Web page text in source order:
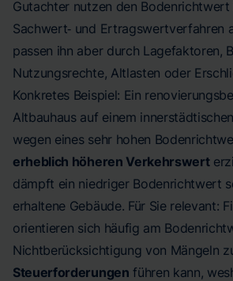
Gutachter nutzen den
Sachwert‑ und Ertragswertverfahren
passen ihn aber durch Lagefaktoren,
Nutzungsrechte, Altlasten oder
Konkretes Beispiel: Ein
Altbauhaus auf einem
wegen eines sehr hohen
erheblich höheren Verkehrswert
dämpft ein niedriger Bodenrichtwert
erhaltene Gebäude. Für Sie relevant:
orientieren sich häufig am
Nichtberücksichtigung von Mängeln
Steuerforderungen führen kann,